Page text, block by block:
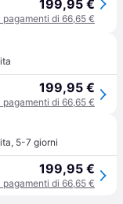
199,95 €
pagamenti di 66,65 €
199,95 €
pagamenti di 66,65 €
, 5-7 giorni
199,95 €
pagamenti di 66,65 €